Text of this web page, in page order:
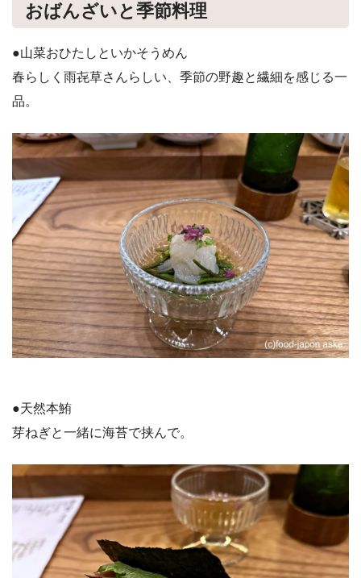
おばんざいと季節料理
●山菜おひたしといかそうめん
春らしく雨㐂草さんらしい、季節の野趣と繊細を感じる一
品。
●天然本鮪
芽ねぎと一緒に海苔で挟んで。